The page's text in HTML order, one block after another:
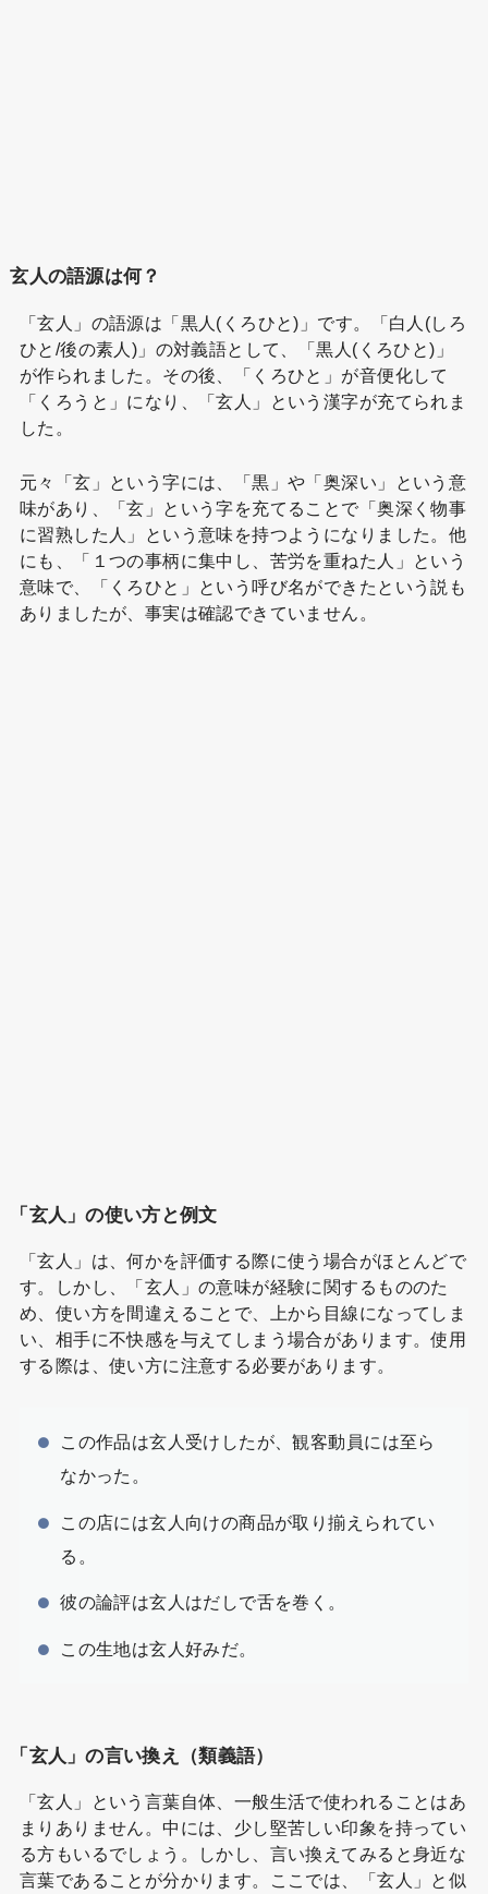
玄人の語源は何？
「玄人」の語源は「黒人(くろひと)」です。「白人(しろ
ひと/後の素人)」の対義語として、「黒人(くろひと)」
が作られました。その後、「くろひと」が音便化して
「くろうと」になり、「玄人」という漢字が充てられま
した。
元々「玄」という字には、「黒」や「奥深い」という意
味があり、「玄」という字を充てることで「奥深く物事
に習熟した人」という意味を持つようになりました。他
にも、「１つの事柄に集中し、苦労を重ねた人」という
意味で、「くろひと」という呼び名ができたという説も
ありましたが、事実は確認できていません。
「玄人」の使い方と例文
「玄人」は、何かを評価する際に使う場合がほとんどで
す。しかし、「玄人」の意味が経験に関するもののた
め、使い方を間違えることで、上から目線になってしま
い、相手に不快感を与えてしまう場合があります。使用
する際は、使い方に注意する必要があります。
この作品は玄人受けしたが、観客動員には至ら
なかった。
この店には玄人向けの商品が取り揃えられてい
る。
彼の論評は玄人はだしで舌を巻く。
この生地は玄人好みだ。
「玄人」の言い換え（類義語）
「玄人」という言葉自体、一般生活で使われることはあ
まりありません。中には、少し堅苦しい印象を持ってい
る方もいるでしょう。しかし、言い換えてみると身近な
言葉であることが分かります。ここでは、「玄人」と似